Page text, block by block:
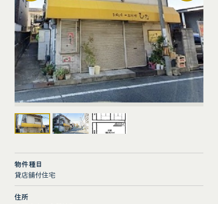
物件種目
貸店舗付住宅
住所